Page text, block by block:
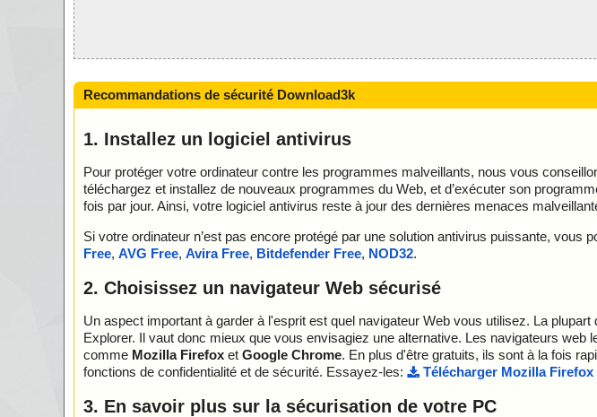
Recommandations de sécurité Download3k
1. Installez un logiciel antivirus
Pour protéger votre ordinateur contre les programmes malveillants, nous vous
téléchargez et installez de nouveaux programmes du Web, et d’exécuter son
fois par jour. Ainsi, votre logiciel antivirus reste à jour des dernières menaces
Si votre ordinateur n’est pas encore protégé par une solution antivirus puissante, vous
Free, AVG Free, Avira Free, Bitdefender Free, NOD32.
2. Choisissez un navigateur Web sécurisé
Un aspect important à garder à l'esprit est quel navigateur Web vous utilisez. La
Explorer. Il vaut donc mieux que vous envisagiez une alternative. Les navigateurs web
comme Mozilla Firefox et Google Chrome. En plus d'être gratuits, ils sont à la fois
fonctions de confidentialité et de sécurité. Essayez-les:
Télécharger Mozilla Firefox
3. En savoir plus sur la sécurisation de votre PC